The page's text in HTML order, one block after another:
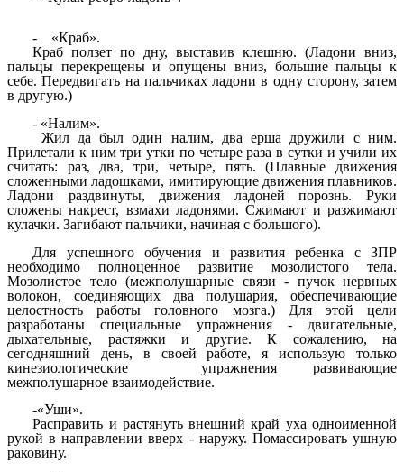
- «Краб».
Краб ползет по дну, выставив клешню. (Ладони вниз,
пальцы перекрещены и опущены вниз, большие пальцы к
себе. Передвигать на пальчиках ладони в одну сторону, затем
в другую.)
- «Налим».
Жил да был один налим, два ерша дружили с ним.
Прилетали к ним три утки по четыре раза в сутки и учили их
считать: раз, два, три, четыре, пять. (Плавные движения
сложенными ладошками, имитирующие движения плавников.
Ладони раздвинуты, движения ладоней порознь. Руки
сложены накрест, взмахи ладонями. Сжимают и разжимают
кулачки. Загибают пальчики, начиная с большого).
Для успешного обучения и развития ребенка с ЗПР
необходимо полноценное развитие мозолистого тела.
Мозолистое тело (межполушарные связи - пучок нервных
волокон, соединяющих два полушария, обеспечивающие
целостность работы головного мозга.) Для этой цели
разработаны специальные упражнения - двигательные,
дыхательные, растяжки и другие. К сожалению, на
сегодняшний день, в своей работе, я использую только
кинезиологические упражнения развивающие
межполушарное взаимодействие.
-«Уши».
Расправить и растянуть внешний край уха одноименной
рукой в направлении вверх - наружу. Помассировать ушную
раковину.